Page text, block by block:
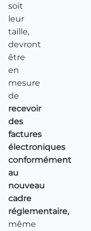
soit
leur
taille,
devront
être
en
mesure
de
recevoir
des
factures
électroniques
conformément
au
nouveau
cadre
réglementaire,
même